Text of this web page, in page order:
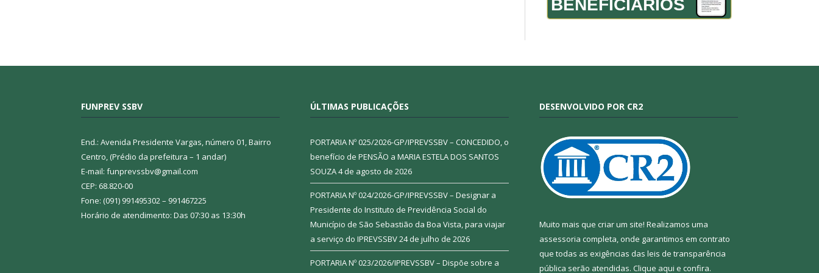
BENEFICIÁRIOS
FUNPREV SSBV
End.: Avenida Presidente Vargas, número 01, Bairro
Centro, (Prédio da prefeitura – 1 andar)
E-mail: funprevssbv@gmail.com
CEP: 68.820-00
Fone: (091) 991495302 – 991467225
Horário de atendimento: Das 07:30 as 13:30h
ÚLTIMAS PUBLICAÇÕES
PORTARIA Nº 025/2026-GP/IPREVSSBV – CONCEDIDO, o
benefício de PENSÃO a MARIA ESTELA DOS SANTOS
SOUZA4 de agosto de 2026
PORTARIA Nº 024/2026-GP/IPREVSSBV – Designar a
Presidente do Instituto de Previdência Social do
Município de São Sebastião da Boa Vista, para viajar
a serviço do IPREVSSBV24 de julho de 2026
PORTARIA Nº 023/2026/IPREVSSBV – Dispõe sobre a
DESENVOLVIDO POR CR2
Muito mais que criar um site! Realizamos uma
assessoria completa, onde garantimos em contrato
que todas as exigências das leis de transparência
pública serão atendidas. Clique aqui e confira.